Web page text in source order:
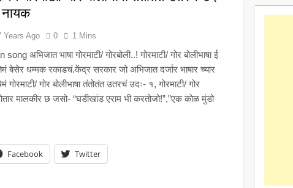
नायक
Years Ago 0 1 Mins
अभिजात भाषा गोरमाटी/ गोरबोली..! गोरमाटी/ गोर बोलीभाषा ई
बेसेर धम्मक रकाडचं.केंद्र सरकार जो अभिजात दर्जार भाषार च्यार
गोर बोलीभाषा तंतोतंत उतरचं उदः- १, गोरमाटी/ गोर
मालकीर छ जसो- “घडीखांड एराम भी करतोजो!”,”एक कोळ मुंडो
Facebook Twitter